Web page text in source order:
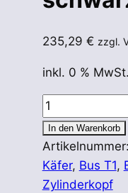
235,29 € zzgl.
inkl. 0 % MwSt.
ZKT
2.0
Set
-
Zylinderkopf
In den Warenkorb
Artikelnummer:
Käfer, Bus T1,
Zylinderkopf